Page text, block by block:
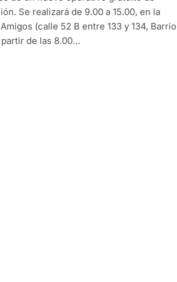
Se realizará de 9.00 a 15.00, en la
(calle 52 B entre 133 y 134, Barrio
de las 8.00…